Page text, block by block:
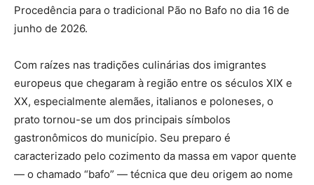
Procedência para o tradicional Pão no Bafo no dia 16 de
junho de 2026.
Com raízes nas tradições culinárias dos imigrantes
europeus que chegaram à região entre os séculos XIX e
XX, especialmente alemães, italianos e poloneses, o
prato tornou-se um dos principais símbolos
gastronômicos do município. Seu preparo é
caracterizado pelo cozimento da massa em vapor quente
— o chamado “bafo” — técnica que deu origem ao nome